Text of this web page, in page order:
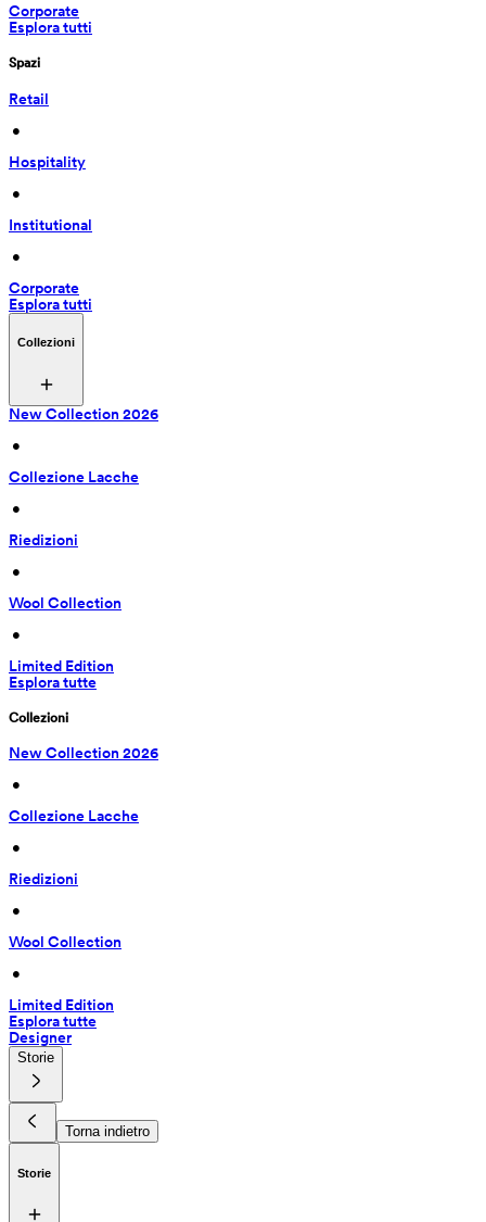
Corporate
Esplora tutti
Spazi
Retail
•
Hospitality
•
Institutional
•
Corporate
Esplora tutti
Collezioni
New Collection 2026
•
Collezione Lacche
•
Riedizioni
•
Wool Collection
•
Limited Edition
Esplora tutte
Collezioni
New Collection 2026
•
Collezione Lacche
•
Riedizioni
•
Wool Collection
•
Limited Edition
Esplora tutte
Designer
Storie
Torna indietro
Storie